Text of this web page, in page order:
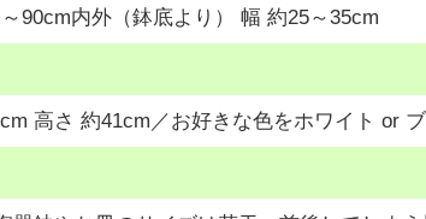
90cm内外（鉢底より） 幅 約25～35cm
高さ 約41cm／お好きな色をホワイト or